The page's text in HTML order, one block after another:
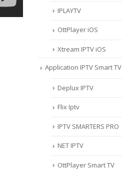
IPLAYTV
OttPlayer iOS
Xtream IPTV iOS
Application IPTV Smart TV
Deplux IPTV
Flix Iptv
IPTV SMARTERS PRO
NET IPTV
OttPlayer Smart TV